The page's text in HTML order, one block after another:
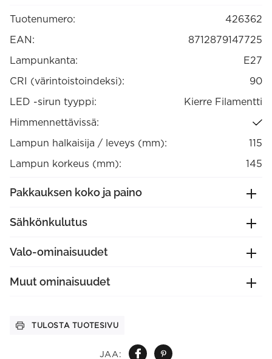
JAA:
E27
energialuokka
(426362)
määrä
Tuotenumero:
426362
EAN:
8712879147725
Lampunkanta:
E27
CRI (värintoistoindeksi):
90
LED -sirun tyyppi:
Kierre Filamentti
Himmennettävissä:
Lampun halkaisija / leveys (mm):
115
Lampun korkeus (mm):
145
Pakkauksen koko ja paino
Sähkönkulutus
Valo-ominaisuudet
Muut ominaisuudet
TULOSTA TUOTESIVU